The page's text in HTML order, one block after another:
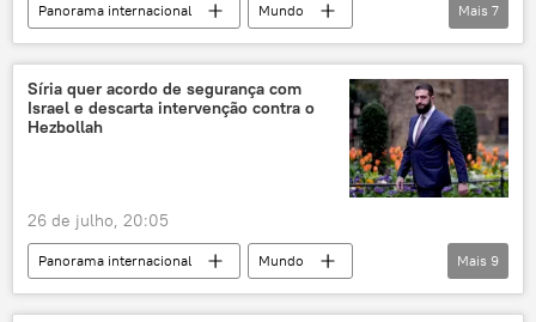
Panorama internacional
Mundo
Donald Trump
Israel
Faixa de Gaza
Estados Unidos
Hamas
Forças de Defesa de Israel (FDI)
controle
Mais 7
Síria quer acordo de segurança com
Israel e descarta intervenção contra o
Hezbollah
26 de julho, 20:05
Panorama internacional
Mundo
Ahmed al-Sharaa
Bashar al-Assad
Mais 9